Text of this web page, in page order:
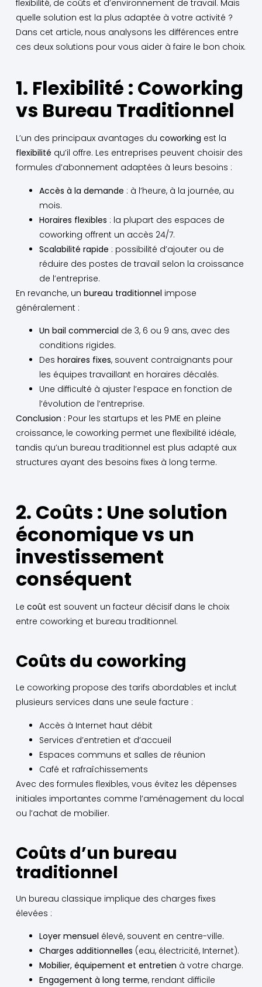
flexibilité, de coûts et d’environnement de travail. Mais
quelle solution est la plus adaptée à votre activité ?
Dans cet article, nous analysons les différences entre
ces deux solutions pour vous aider à faire le bon choix.
1. Flexibilité : Coworking
vs Bureau Traditionnel
L’un des principaux avantages du coworking est la
flexibilité qu’il offre. Les entreprises peuvent choisir des
formules d’abonnement adaptées à leurs besoins :
Accès à la demande : à l’heure, à la journée, au
mois.
Horaires flexibles : la plupart des espaces de
coworking offrent un accès 24/7.
Scalabilité rapide : possibilité d’ajouter ou de
réduire des postes de travail selon la croissance
de l’entreprise.
En revanche, un bureau traditionnel impose
généralement :
Un bail commercial de 3, 6 ou 9 ans, avec des
conditions rigides.
Des horaires fixes, souvent contraignants pour
les équipes travaillant en horaires décalés.
Une difficulté à ajuster l’espace en fonction de
l’évolution de l’entreprise.
Conclusion : Pour les startups et les PME en pleine
croissance, le coworking permet une flexibilité idéale,
tandis qu’un bureau traditionnel est plus adapté aux
structures ayant des besoins fixes à long terme.
2. Coûts : Une solution
économique vs un
investissement
conséquent
Le coût est souvent un facteur décisif dans le choix
entre coworking et bureau traditionnel.
Coûts du coworking
Le coworking propose des tarifs abordables et inclut
plusieurs services dans une seule facture :
Accès à Internet haut débit
Services d’entretien et d’accueil
Espaces communs et salles de réunion
Café et rafraîchissements
Avec des formules flexibles, vous évitez les dépenses
initiales importantes comme l’aménagement du local
ou l’achat de mobilier.
Coûts d’un bureau
traditionnel
Un bureau classique implique des charges fixes
élevées :
Loyer mensuel élevé, souvent en centre-ville.
Charges additionnelles (eau, électricité, Internet).
Mobilier, équipement et entretien à votre charge.
Engagement à long terme, rendant difficile